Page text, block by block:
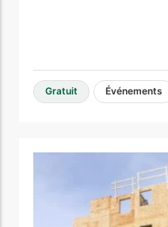
Gratuit Événements